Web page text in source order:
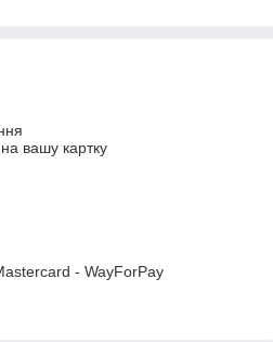
вашу картку
- WayForPay